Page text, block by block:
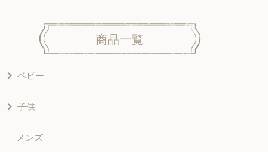
商品一覧
ベビー
洋服
和風衣類
子供
ワンピース
メンズ